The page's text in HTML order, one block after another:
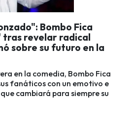
Bombo Fica
tras revelar radical
sobre su futuro en la
en la comedia, Bombo Fica
fanáticos con un emotivo e
cambiará para siempre su